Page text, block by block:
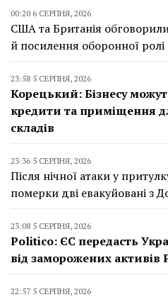
00:20 6 СЕРПНЯ, 2026
США та Британія
й посилення оборонної
23:58 5 СЕРПНЯ, 2026
Корецький: Бізнесу
кредити та приміщення
складів
23:36 5 СЕРПНЯ, 2026
Після нічної атаки у
померки дві евакуйовані з
23:08 5 СЕРПНЯ, 2026
Politico: ЄС передасть
від заморожених активів
22:57 5 СЕРПНЯ, 2026